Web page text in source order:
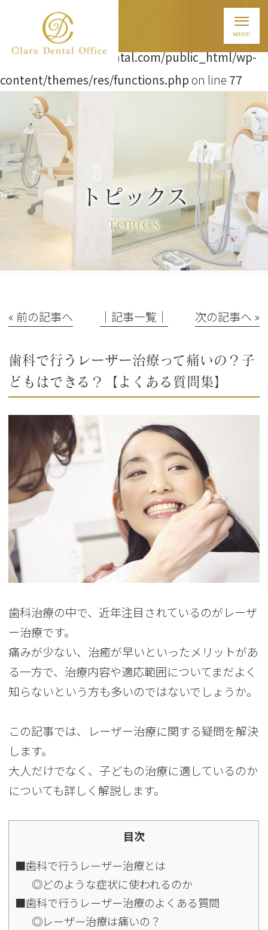
Warning: Attempt to read property "ID" on string in
/home/t838/clara-dental.com/public_html/wp-
content/themes/res/functions.phpon line 77
トピックス
TOPICS
« 前の記事へ │記事一覧│ 次の記事へ »
歯科で行うレーザー治療って痛いの？子
どもはできる？【よくある質問集】
歯科治療の中で、近年注目されているのがレーザ
ー治療です。
痛みが少ない、治癒が早いといったメリットがあ
る一方で、治療内容や適応範囲についてまだよく
知らないという方も多いのではないでしょうか。
この記事では、レーザー治療に関する疑問を解決
します。
大人だけでなく、子どもの治療に適しているのか
についても詳しく解説します。
目次
■歯科で行うレーザー治療とは
◎どのような症状に使われるのか
■歯科で行うレーザー治療のよくある質問
◎レーザー治療は痛いの？